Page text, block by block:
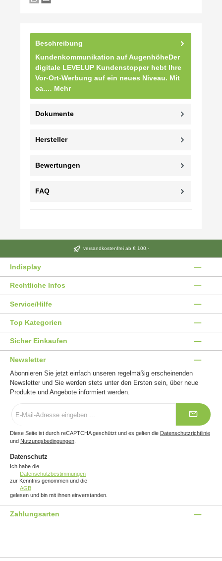
Beschreibung
Kundenkommunikation auf AugenhöheDer
digitale LEVELUP Kundenstopper hebt Ihre
Vor-Ort-Werbung auf ein neues Niveau. Mit
ca.… Mehr
Dokumente
Hersteller
Bewertungen
FAQ
versandkostenfrei ab € 100,-
Indisplay
Rechtliche Infos
Service/Hilfe
Top Kategorien
Sicher Einkaufen
Newsletter
Abonnieren Sie jetzt einfach unseren regelmäßig erscheinenden
Newsletter und Sie werden stets unter den Ersten sein, über neue
Produkte und Angebote informiert werden.
Mail-
Diese Seite ist durch reCAPTCHA geschützt und es gelten die Datenschutzrichtlinie
und Nutzungsbedingungen
Datenschutz
Ich habe die
Datenschutzbestimmungen
zur Kenntnis genommen und die
AGB
gelesen und bin mit ihnen einverstanden.
Zahlungsarten